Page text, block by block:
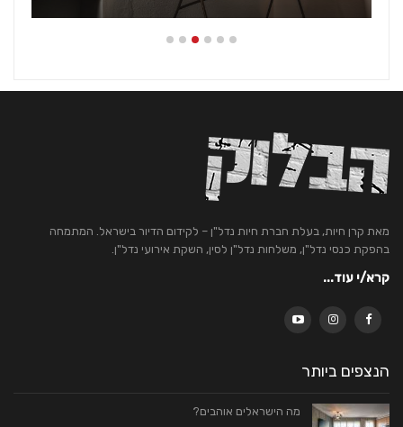
מאת קרן חיות, בעלת חברת חיות נדל"ן – לקידום הדיור בישראל. המתמחה
בהפקת כנסי נדל"ן, משלחות נדל"ן לסין, השקת אירועי נדל"ן.
קרא/י עוד...
הנצפים ביותר
מה הישראלים אוהבים?